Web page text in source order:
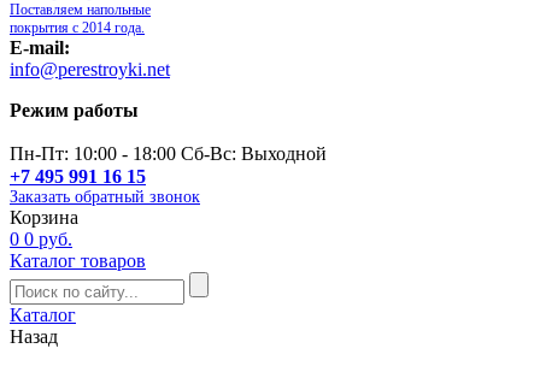
Поставляем напольные
покрытия с 2014 года.
E-mail:
info@perestroyki.net
Режим работы
Пн-Пт: 10:00 - 18:00 Сб-Вс: Выходной
+7 495 991 16 15
Заказать обратный звонок
Корзина
0 0 руб.
Каталог товаров
Каталог
Назад